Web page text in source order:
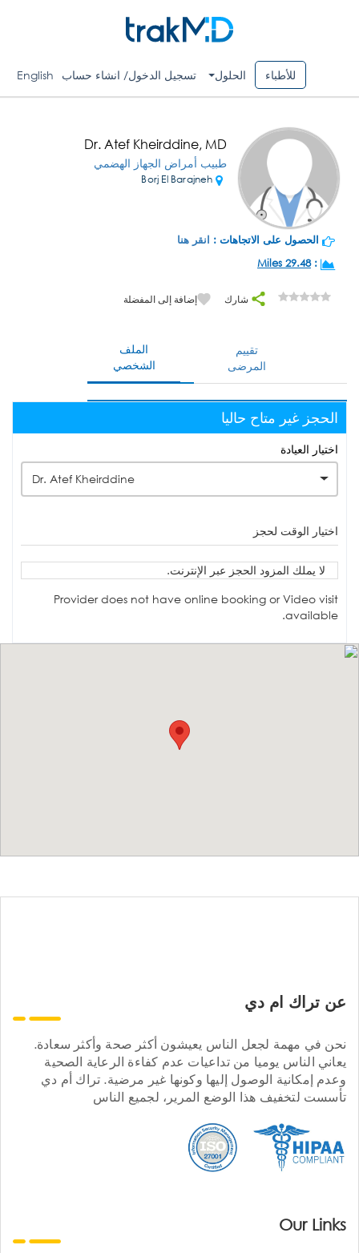
للأطباء الحلول تسجيل الدخول/ انشاء حساب English
Dr. Atef Kheirddine, MD
طبيب أمراض الجهاز الهضمي
الحصول على الاتجاهات : انقر هنا
:
29.48 Miles
شارك إضافة إلى المفضلة
الملف
الشخصي
تقييم
المرضى
الحجز غير متاح حاليا
اختيار العيادة
Dr. Atef Kheirddine
اختيار الوقت لحجز
لا يملك المزود الحجز عبر الإنترنت.
Provider does not have online booking or Video visit
available.
عن تراك ام دي
نحن في مهمة لجعل الناس يعيشون أكثر صحة وأكثر سعادة.
يعاني الناس يوميا من تداعيات عدم كفاءة الرعاية الصحية
وعدم إمكانية الوصول إليها وكونها غير مرضية. تراك أم دي
تأسست لتخفيف هذا الوضع المرير، لجميع الناس
Our Links